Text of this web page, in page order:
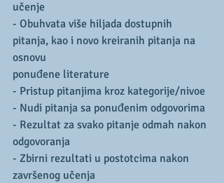
učenje
- Obuhvata više hiljada dostupnih
pitanja, kao i novo kreiranih pitanja na
osnovu
ponuđene literature
- Pristup pitanjima kroz kategorije/nivoe
- Nudi pitanja sa ponuđenim odgovorima
- Rezultat za svako pitanje odmah nakon
odgovoranja
- Zbirni rezultati u postotcima nakon
završenog učenja